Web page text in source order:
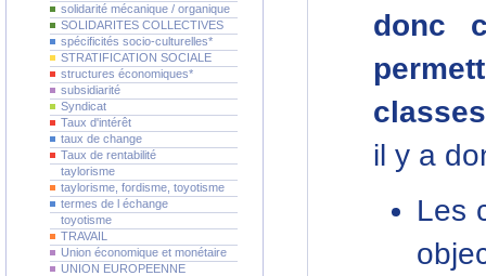
solidarité mécanique / organique
SOLIDARITES COLLECTIVES
spécificités socio-culturelles*
STRATIFICATION SOCIALE
structures économiques*
subsidiarité
Syndicat
Taux d'intérêt
taux de change
Taux de rentabilité
taylorisme
taylorisme, fordisme, toyotisme
termes de l échange
toyotisme
TRAVAIL
Union économique et monétaire
UNION EUROPEENNE
donc
classes
il y a
Les